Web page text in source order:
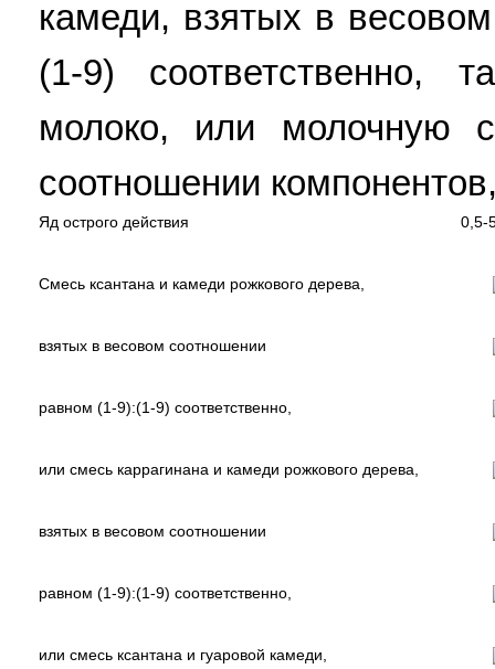
камеди, взятых в
(1-9) соответственно,
молоко, или молочную
соотношении
Яд острого действия 0,5-
Смесь ксантана и камеди рожкового дерева,
взятых в весовом соотношении
равном (1-9):(1-9) соответственно,
или смесь каррагинана и камеди рожкового дерева,
взятых в весовом соотношении
равном (1-9):(1-9) соответственно,
или смесь ксантана и гуаровой камеди,